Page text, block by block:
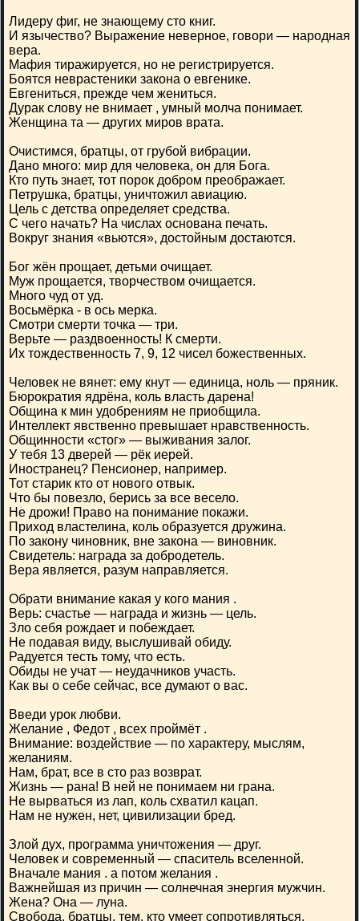
Лидеру фиг, не знающему сто книг.
И язычество? Выражение неверное, говори — народная
вера.
Мафия тиражируется, но не регистрируется.
Боятся неврастеники закона о евгенике.
Евгениться, прежде чем жениться.
Дурак слову не внимает , умный молча понимает.
Женщина та — других миров врата.
Очистимся, братцы, от грубой вибрации.
Дано много: мир для человека, он для Бога.
Кто путь знает, тот порок добром преображает.
Петрушка, братцы, уничтожил авиацию.
Цель с детства определяет средства.
С чего начать? На числах основана печать.
Вокруг знания «вьются», достойным достаются.
Бог жён прощает, детьми очищает.
Муж прощается, творчеством очищается.
Много чуд от уд.
Восьмёрка - в ось мерка.
Смотри смерти точка — три.
Верьте — раздвоенность! К смерти.
Их тождественность 7, 9, 12 чисел божественных.
Человек не вянет: ему кнут — единица, ноль — пряник.
Бюрократия ядрёна, коль власть дарена!
Община к мин удобрениям не приобщила.
Интеллект явственно превышает нравственность.
Общинности «стог» — выживания залог.
У тебя 13 дверей — рёк иерей.
Иностранец? Пенсионер, например.
Тот старик кто от нового отвык.
Что бы повезло, берись за все весело.
Не дрожи! Право на понимание покажи.
Приход властелина, коль образуется дружина.
По закону чиновник, вне закона — виновник.
Свидетель: награда за добродетель.
Вера является, разум направляется.
Обрати внимание какая у кого мания .
Верь: счастье — награда и жизнь — цель.
Зло себя рождает и побеждает.
Не подавая виду, выслушивай обиду.
Радуется тесть тому, что есть.
Обиды не учат — неудачников участь.
Как вы о себе сейчас, все думают о вас.
Введи урок любви.
Желание , Федот , всех проймёт .
Внимание: воздействие — по характеру, мыслям,
желаниям.
Нам, брат, все в сто раз возврат.
Жизнь — рана! В ней не понимаем ни грана.
Не вырваться из лап, коль схватил кацап.
Нам не нужен, нет, цивилизации бред.
Злой дух, программа уничтожения — друг.
Человек и современный — спаситель вселенной.
Вначале мания . а потом желания .
Важнейшая из причин — солнечная энергия мужчин.
Жена? Она — луна.
Свобода, братцы, тем, кто умеет сопротивляться.